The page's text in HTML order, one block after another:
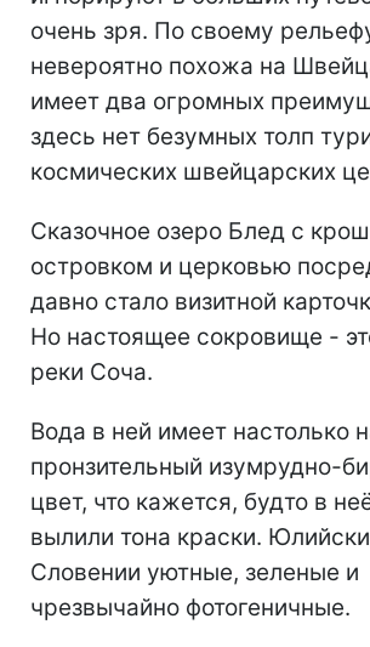
очень зря. По своему
невероятно похожа на
имеет два огромных
здесь нет безумных толп
космических швейцарских
Сказочное озеро Блед с
островком и церковью
давно стало визитной
Но настоящее сокровище -
реки Соча.
Вода в ней имеет настолько
пронзительный изумрудно-
цвет, что кажется, будто в
вылили тона краски.
Словении уютные, зеленые и
чрезвычайно фотогеничные.